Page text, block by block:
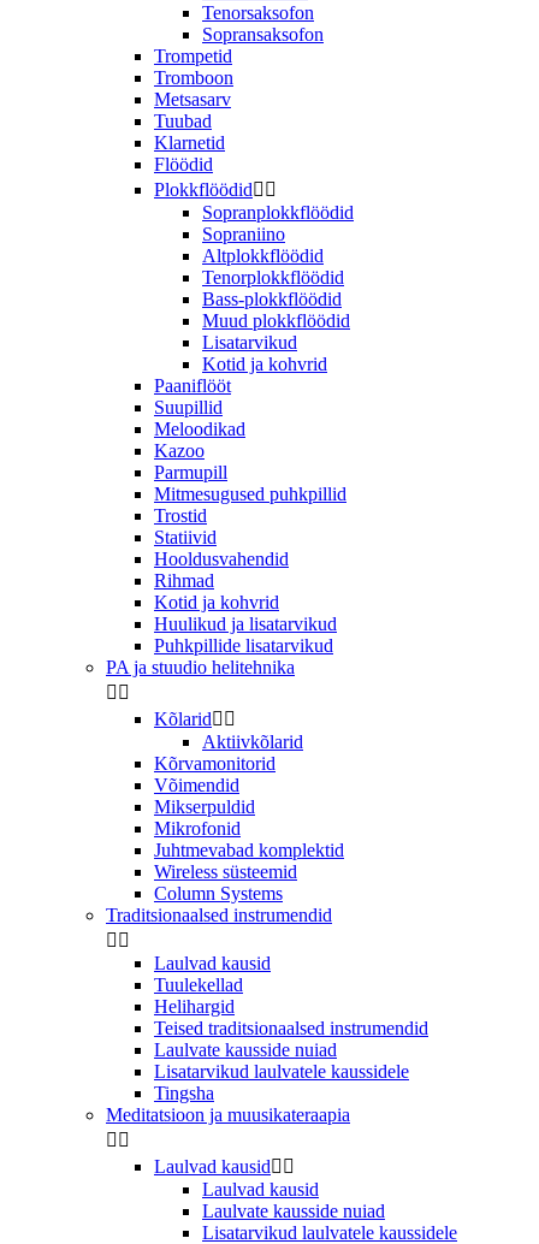
Tenorsaksofon
Sopransaksofon
Trompetid
Tromboon
Metsasarv
Tuubad
Klarnetid
Flöödid
Plokkflöödid 
Sopranplokkflöödid
Sopraniino
Altplokkflöödid
Tenorplokkflöödid
Bass-plokkflöödid
Muud plokkflöödid
Lisatarvikud
Kotid ja kohvrid
Paaniflööt
Suupillid
Meloodikad
Kazoo
Parmupill
Mitmesugused puhkpillid
Trostid
Statiivid
Hooldusvahendid
Rihmad
Kotid ja kohvrid
Huulikud ja lisatarvikud
Puhkpillide lisatarvikud
PA ja stuudio helitehnika
 
Kõlarid 
Aktiivkõlarid
Kõrvamonitorid
Võimendid
Mikserpuldid
Mikrofonid
Juhtmevabad komplektid
Wireless süsteemid
Column Systems
Traditsionaalsed instrumendid
 
Laulvad kausid
Tuulekellad
Helihargid
Teised traditsionaalsed instrumendid
Laulvate kausside nuiad
Lisatarvikud laulvatele kaussidele
Tingsha
Meditatsioon ja muusikateraapia
 
Laulvad kausid 
Laulvad kausid
Laulvate kausside nuiad
Lisatarvikud laulvatele kaussidele